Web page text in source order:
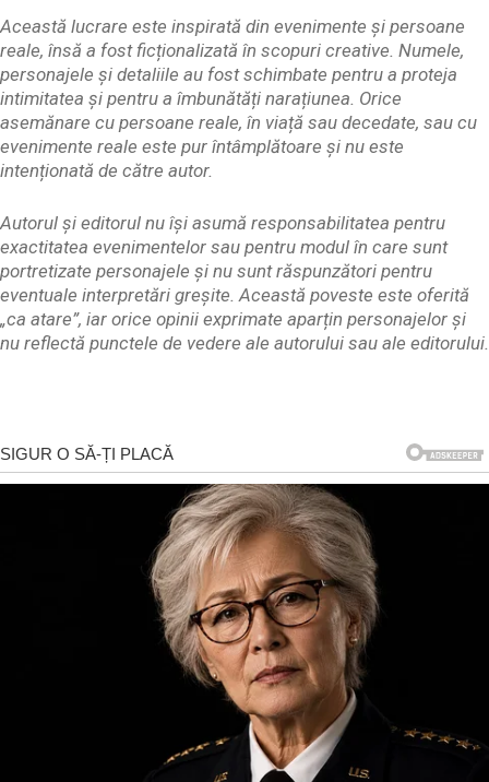
Această lucrare este inspirată din evenimente și persoane
reale, însă a fost ficționalizată în scopuri creative. Numele,
personajele și detaliile au fost schimbate pentru a proteja
intimitatea și pentru a îmbunătăți narațiunea. Orice
asemănare cu persoane reale, în viață sau decedate, sau cu
evenimente reale este pur întâmplătoare și nu este
intenționată de către autor.
Autorul și editorul nu își asumă responsabilitatea pentru
exactitatea evenimentelor sau pentru modul în care sunt
portretizate personajele și nu sunt răspunzători pentru
eventuale interpretări greșite. Această poveste este oferită
„ca atare”, iar orice opinii exprimate aparțin personajelor și
nu reflectă punctele de vedere ale autorului sau ale editorului.